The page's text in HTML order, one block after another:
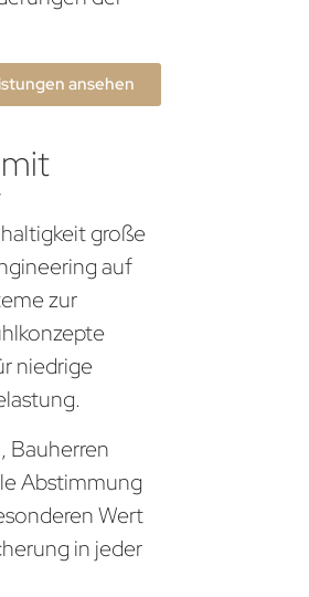
ansehen
große
auf
zur
niedrige
Bauherren
Abstimmung
Wert
in jeder